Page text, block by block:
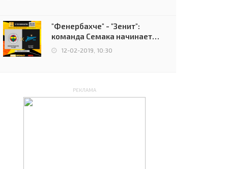
"Фенербахче" - "Зенит":
команда Семака начинает
путь в плей-офф Лиги
12-02-2019, 10:30
РЕКЛАМА